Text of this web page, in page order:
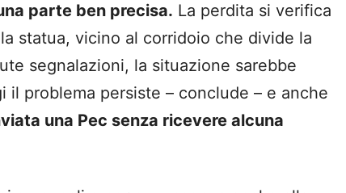
parte ben precisa. La perdita si verifica
statua, vicino al corridoio che divide la
segnalazioni, la situazione sarebbe
il problema persiste – conclude – e anche
una Pec senza ricevere alcuna